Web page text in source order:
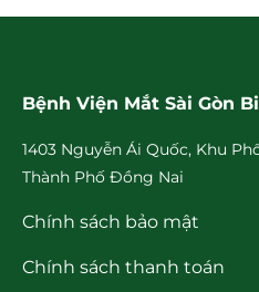
Bệnh Viện Mắt Sài Gòn
1403 Nguyễn Ái Quốc, Khu
Thành Phố Đồng Nai
Chính sách bảo mật
Chính sách thanh toán